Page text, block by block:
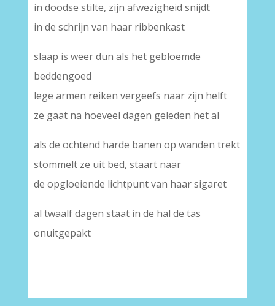
in doodse stilte, zijn afwezigheid snijdt
in de schrijn van haar ribbenkast
slaap is weer dun als het gebloemde
beddengoed
lege armen reiken vergeefs naar zijn helft
ze gaat na hoeveel dagen geleden het al
als de ochtend harde banen op wanden trekt
stommelt ze uit bed, staart naar
de opgloeiende lichtpunt van haar sigaret
al twaalf dagen staat in de hal de tas
onuitgepakt